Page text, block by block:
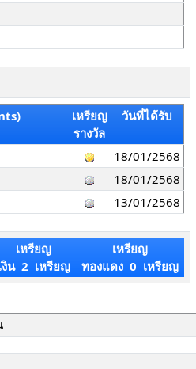
เหรียญ
รางวัล
วันที่ได้รับ
18/01/2568
18/01/2568
13/01/2568
เหรียญ
งิน 2 เหรียญ
เหรียญ
ทองแดง 0 เหรียญ